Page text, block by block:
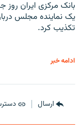
بانک مرکزی ایران روز
تکذیب کرد.
ادامه خبر
ارسال